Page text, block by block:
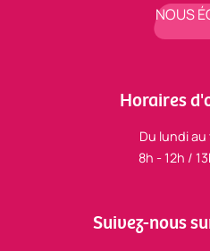
NOUS
Horaires
Du lundi
8h - 12h /
Suivez-nous